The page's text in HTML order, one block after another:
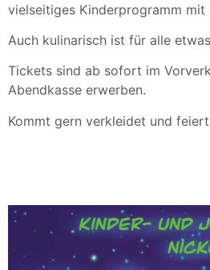
vielseitiges Kinderprogramm mit
Auch kulinarisch ist für alle
Tickets sind ab sofort im
Abendkasse erwerben.
Kommt gern verkleidet und